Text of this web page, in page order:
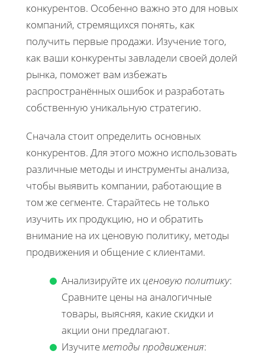
конкурентов. Особенно важно это для новых
компаний, стремящихся понять, как
получить первые продажи. Изучение того,
как ваши конкуренты завладели своей долей
рынка, поможет вам избежать
распространённых ошибок и разработать
собственную уникальную стратегию.
Сначала стоит определить основных
конкурентов. Для этого можно использовать
различные методы и инструменты анализа,
чтобы выявить компании, работающие в
том же сегменте. Старайтесь не только
изучить их продукцию, но и обратить
внимание на их ценовую политику, методы
продвижения и общение с клиентами.
Анализируйте их ценовую политику:
Сравните цены на аналогичные
товары, выясняя, какие скидки и
акции они предлагают.
Изучитеметоды продвижения: